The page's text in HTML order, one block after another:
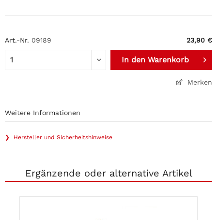
Art.-Nr. 09189 23,90 €
In den Warenkorb
Merken
Weitere Informationen
❯ Hersteller und Sicherheitshinweise
Ergänzende oder alternative Artikel